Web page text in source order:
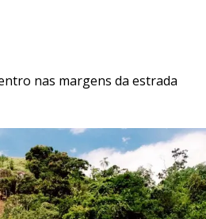
nas margens da estrada